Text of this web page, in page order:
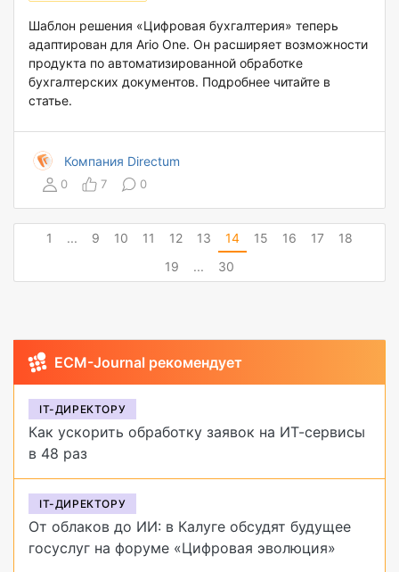
Шаблон решения «Цифровая бухгалтерия» теперь
адаптирован для Ario One. Он расширяет возможности
продукта по автоматизированной обработке
бухгалтерских документов. Подробнее читайте в
статье.
Компания Directum
0 7 0
1 ... 9 10 11 12 13 14 15 16 17
18
19
... 30
ECM-Journal рекомендует
IT-ДИРЕКТОРУ
Как ускорить обработку заявок на ИТ-сервисы
в 48 раз
IT-ДИРЕКТОРУ
От облаков до ИИ: в Калуге обсудят будущее
госуслуг на форуме «Цифровая эволюция»